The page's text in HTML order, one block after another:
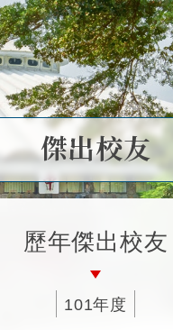
傑出校友
歷年傑出校友
101年度